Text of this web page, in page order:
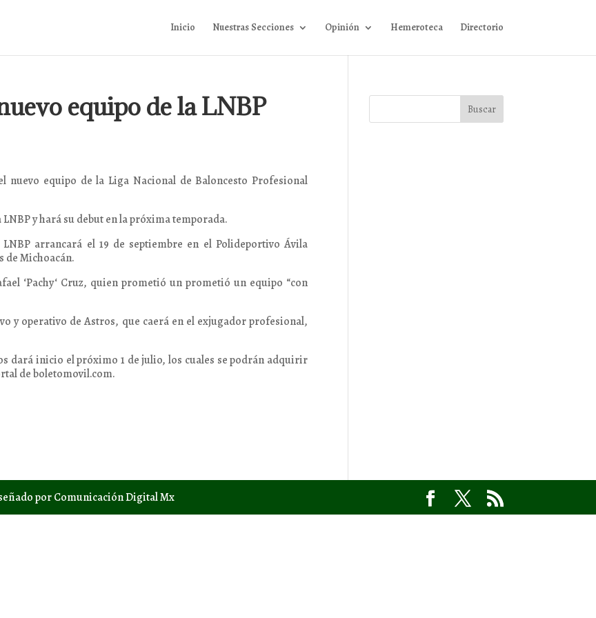
Inicio Nuestras Secciones Opinión Hemeroteca Directorio
equipo de la LNBP
nuevo equipo de la Liga Nacional de Baloncesto Profesional
y hará su debut en la próxima temporada.
arrancará el 19 de septiembre en el Polideportivo Ávila
de Michoacán.
‘Pachy‘ Cruz, quien prometió un prometió un equipo “con
y operativo de Astros, que caerá en el exjugador profesional,
dará inicio el próximo 1 de julio, los cuales se podrán adquirir
de boletomovil.com.
por Comunicación Digital Mx